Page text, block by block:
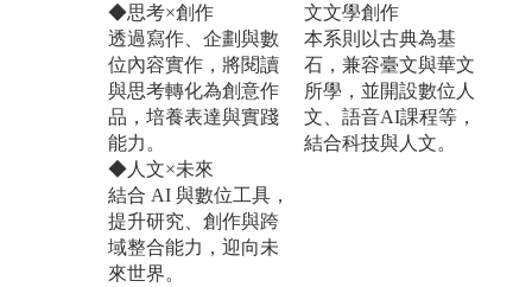
◆思考×創作
透過寫作、企劃與數
位內容實作，將閱讀
與思考轉化為創意作
品，培養表達與實踐
能力。
◆人文×未來
結合 AI 與數位工具，
提升研究、創作與跨
域整合能力，迎向未
來世界。
文文學創作
本系則以古典為基
石，兼容臺文與華文
所學，並開設數位人
文、語音AI課程等，
結合科技與人文。